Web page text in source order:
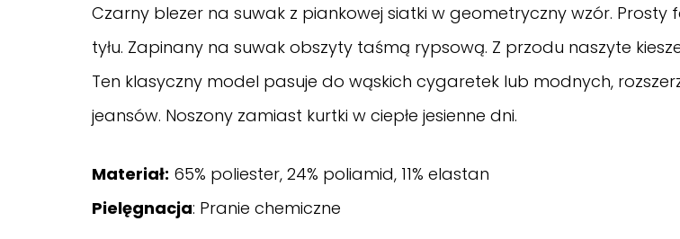
Czarny blezer na suwak z piankowej siatki w geometryczny wzór.
tyłu. Zapinany na suwak obszyty taśmą rypsową. Z przodu naszyte
Ten klasyczny model pasuje do wąskich cygaretek lub modnych,
jeansów. Noszony zamiast kurtki w ciepłe jesienne dni.
Materiał: 65% poliester, 24% poliamid, 11% elastan
Pielęgnacja: Pranie chemiczne